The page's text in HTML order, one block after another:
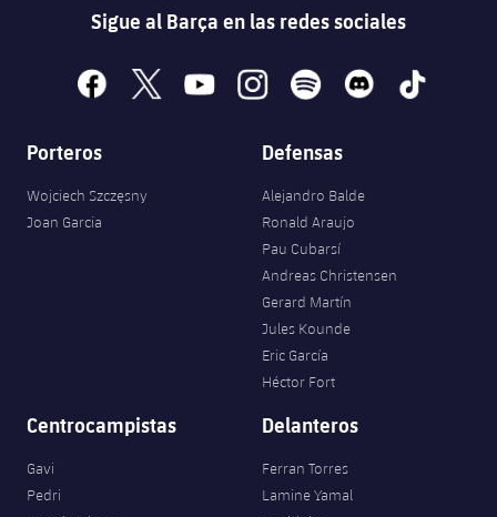
Sigue al Barça en las redes sociales
facebook
x youtubeinstagramspotify discord tiktok
Porteros
Wojciech Szczęsny
Joan Garcia
Defensas
Alejandro Balde
Ronald Araujo
Pau Cubarsí
Andreas Christensen
Gerard Martín
Jules Kounde
Eric García
Héctor Fort
Centrocampistas
Gavi
Pedri
Delanteros
Ferran Torres
Lamine Yamal